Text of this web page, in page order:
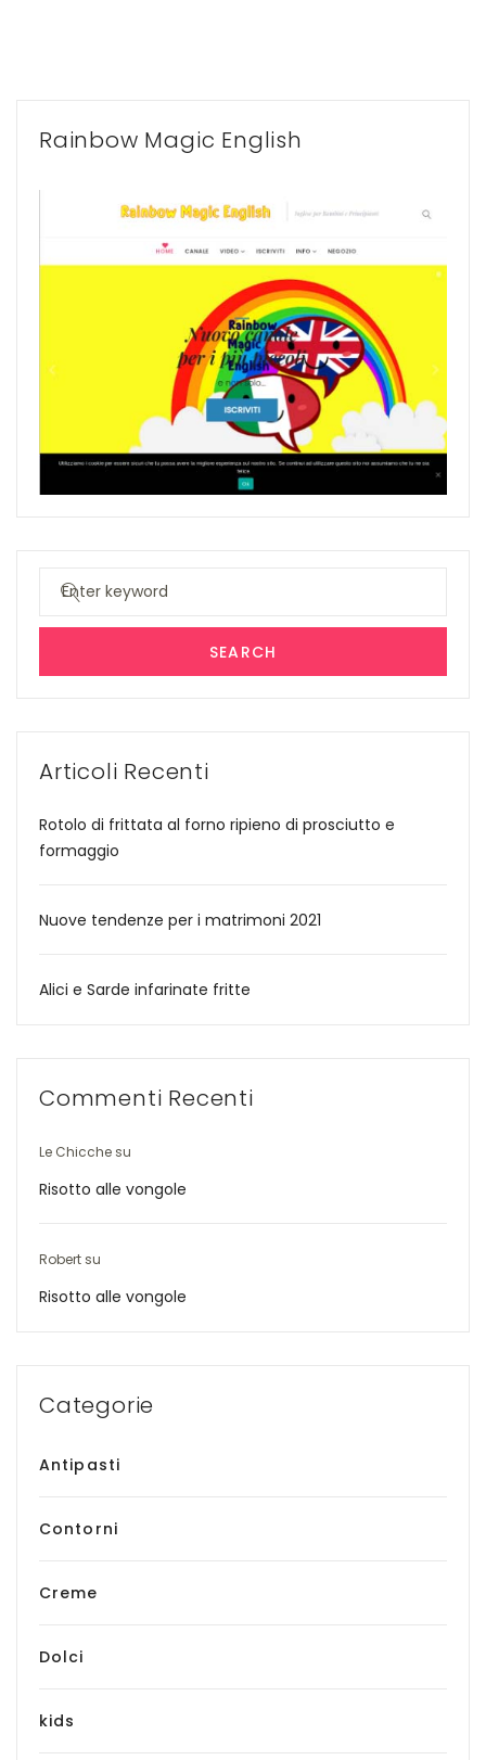
Rainbow Magic English
Search
SEARCH
Articoli Recenti
Rotolo di frittata al forno ripieno di prosciutto e
formaggio
Nuove tendenze per i matrimoni 2021
Alici e Sarde infarinate fritte
Commenti Recenti
Le Chicche su
Risotto alle vongole
Robert su
Risotto alle vongole
Categorie
Antipasti
Contorni
Creme
Dolci
kids